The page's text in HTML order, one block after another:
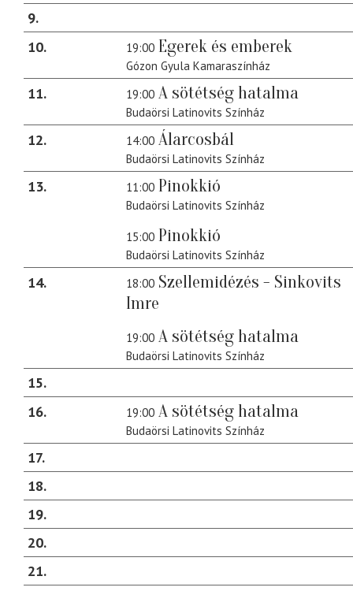
9
10
19:00 Egerek és emberek
Gózon Gyula Kamaraszínház
11 19:00 A sötétség hatalma
Budaörsi Latinovits Színház
12 14:00 Álarcosbál
Budaörsi Latinovits Színház
13 11:00 Pinokkió
Budaörsi Latinovits Színház
15:00 Pinokkió
Budaörsi Latinovits Színház
14 18:00 Szellemidézés - Sinkovits
Imre
19:00 A sötétség hatalma
Budaörsi Latinovits Színház
15
16
19:00 A sötétség hatalma
Budaörsi Latinovits Színház
17
18
19
20
21